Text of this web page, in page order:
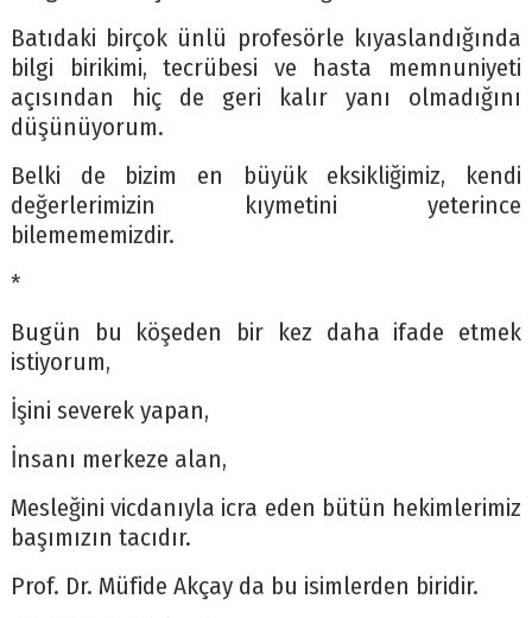
Batıdaki birçok ünlü profesörle kıyaslandığında
bilgi birikimi, tecrübesi ve hasta memnuniyeti
açısından hiç de geri kalır yanı olmadığını
düşünüyorum.
Belki de bizim en büyük eksikliğimiz, kendi
değerlerimizin kıymetini yeterince
bilemememizdir.
*
Bugün bu köşeden bir kez daha ifade etmek
istiyorum,
İşini severek yapan,
İnsanı merkeze alan,
Mesleğini vicdanıyla icra eden bütün hekimlerimiz
başımızın tacıdır.
Prof. Dr. Müfide Akçay da bu isimlerden biridir.